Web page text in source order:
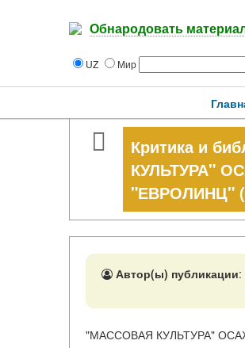
Обнародовать
UZ Мир
Критика и
КУЛЬТУРА"
"ЕВРОЛИНЦ"
Автор(ы) публикации:
"МАССОВАЯ КУЛЬТУРА"